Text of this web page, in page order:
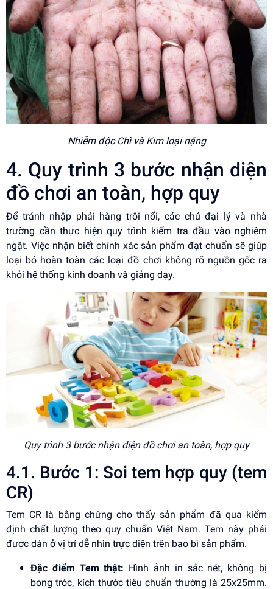
Nhiễm độc Chì và Kim loại nặng
4. Quy trình 3 bước nhận diện
đồ chơi an toàn, hợp quy
Để tránh nhập phải hàng trôi nổi, các chủ đại lý và nhà
trường cần thực hiện quy trình kiểm tra đầu vào nghiêm
ngặt. Việc nhận biết chính xác sản phẩm đạt chuẩn sẽ giúp
loại bỏ hoàn toàn các loại đồ chơi không rõ nguồn gốc ra
khỏi hệ thống kinh doanh và giảng dạy.
Quy trình 3 bước nhận diện đồ chơi an toàn, hợp quy
4.1. Bước 1: Soi tem hợp quy (tem
CR)
Tem CR là bằng chứng cho thấy sản phẩm đã qua kiểm
định chất lượng theo quy chuẩn Việt Nam. Tem này phải
được dán ở vị trí dễ nhìn trực diện trên bao bì sản phẩm.
Đặc điểm Tem thật: Hình ảnh in sắc nét, không bị
bong tróc, kích thước tiêu chuẩn thường là 25x25mm.